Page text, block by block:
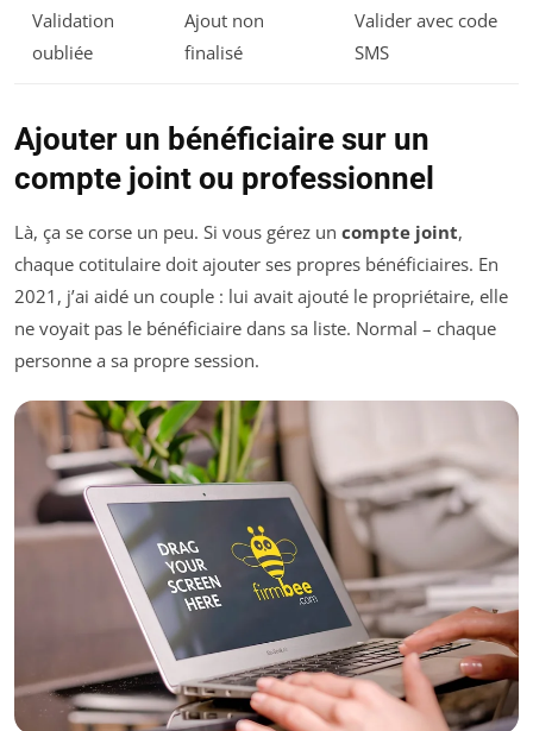
Validation
oubliée
Ajout non
finalisé
Valider avec code
SMS
Ajouter un bénéficiaire sur un
compte joint ou professionnel
Là, ça se corse un peu. Si vous gérez un compte joint,
chaque cotitulaire doit ajouter ses propres bénéficiaires. En
2021, j’ai aidé un couple : lui avait ajouté le propriétaire, elle
ne voyait pas le bénéficiaire dans sa liste. Normal – chaque
personne a sa propre session.